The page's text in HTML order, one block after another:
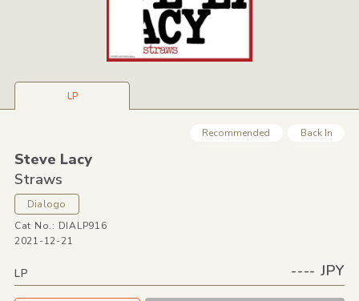
LP
Recommended Back In
Steve Lacy
Straws
Dialogo
Cat No.: DIALP916
2021-12-21
LP ---- JPY